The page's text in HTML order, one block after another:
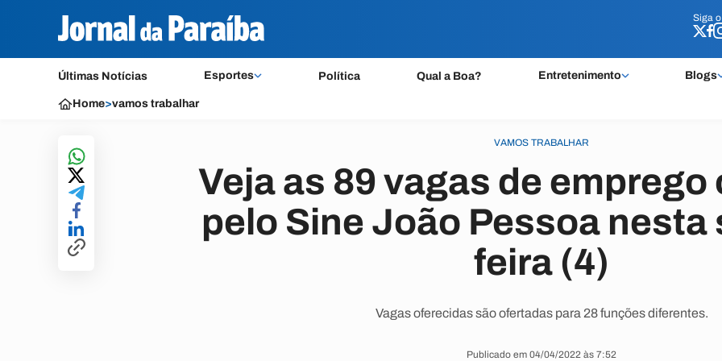
Siga o
Últimas Notícias Esportes Política Qual a Boa? Entretenimento Blogs
Siga o
Home>vamos trabalhar
VAMOS TRABALHAR
Veja as 89 vagas de
pelo Sine João Pessoa nesta
feira (4)
Vagas oferecidas são ofertadas para 28 funções diferentes.
Publicado em 04/04/2022 às 7:52